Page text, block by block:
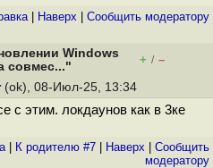
| Наверх Cообщить модератору
Windows
совмес..."
+ / –
(ok), 08-Июл-25, 13:34
с этим. локдаунов как в 3ке
| К родителю #7 Наверх
Cообщить
модератору